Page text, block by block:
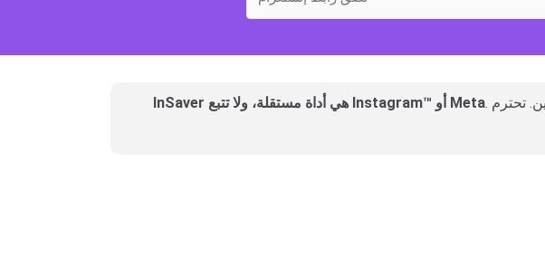
InSaver هي أداة مستقلة، ولا تتبع Instagram™ أو Meta. نحن لا نخزن أو نمتلك أي محتوى من إنستغرام؛ جميع الحقوق تنتمي إلى أصحابها القانونيين. تحترم InSaver